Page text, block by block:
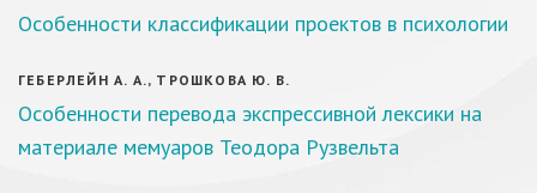
Особенности классификации проектов в психологии
ГЕБЕРЛЕЙН А. А., ТРОШКОВА Ю. В.
Особенности перевода экспрессивной лексики на
материале мемуаров Теодора Рузвельта